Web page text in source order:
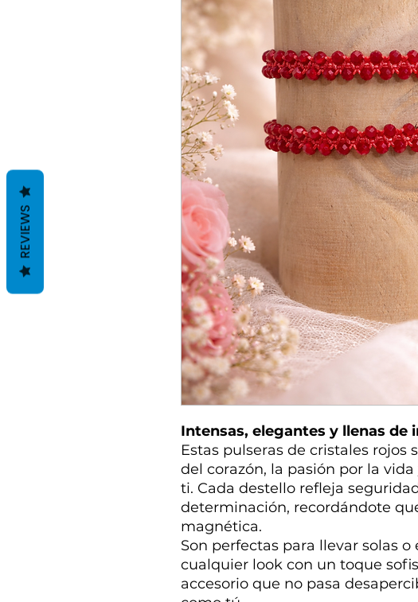
Intensas, elegantes y llenas de
Estas pulseras de cristales rojos
del corazón, la pasión por la
ti. Cada destello refleja
determinación, recordándote
magnética.
Son perfectas para llevar solas
cualquier look con un toque
accesorio que no pasa
REVIEWS